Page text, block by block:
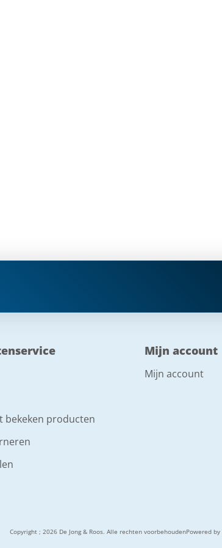
bekeken producten
Mijn account
Mijn account
Copyright ; 2026 De Jong & Roos. Alle rechten voorbehoudenPowered by